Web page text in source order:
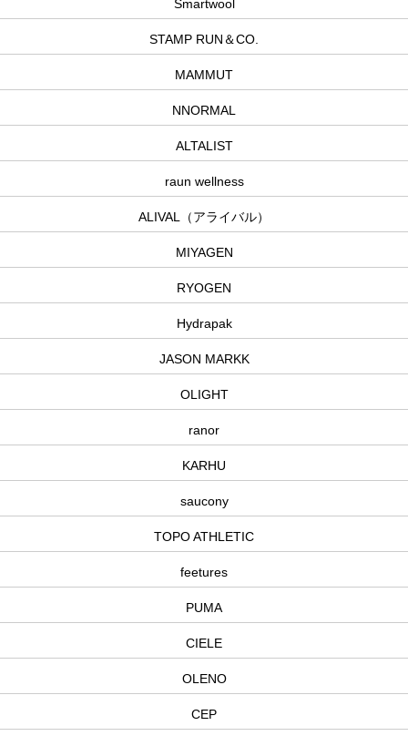
Smartwool
STAMP RUN＆CO.
MAMMUT
NNORMAL
ALTALIST
raun wellness
ALIVAL（アライバル）
MIYAGEN
RYOGEN
Hydrapak
JASON MARKK
OLIGHT
ranor
KARHU
saucony
TOPO ATHLETIC
feetures
PUMA
CIELE
OLENO
CEP